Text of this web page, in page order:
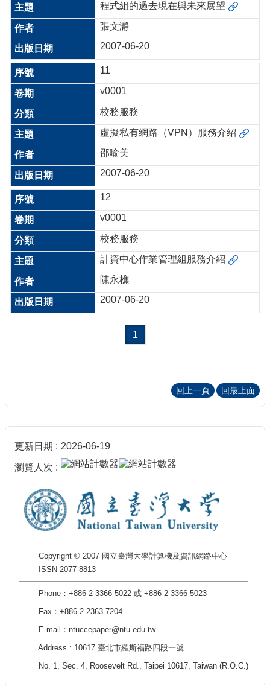
程式組的過去現在與未來展望
張文瀞
2007-06-20
11
v0001
校務服務
虛擬私有網路（VPN）服務介紹
邵喻美
2007-06-20
12
v0001
校務服務
計資中心作業管理組服務介紹
陳永樵
2007-06-20
1
回上一頁 回最上面
更新日期 2026-06-19
瀏覽人次
Copyright © 2007 國立臺灣大學計算機及資訊網路中心
ISSN 2077-8813
Phone：+886-2-3366-5022 或 +886-2-3366-5023
Fax：+886-2-2363-7204
E-mail：ntuccepaper@ntu.edu.tw
Address : 10617 臺北市羅斯福路四段一號
No. 1, Sec. 4, Roosevelt Rd., Taipei 10617, Taiwan (R.O.C.)